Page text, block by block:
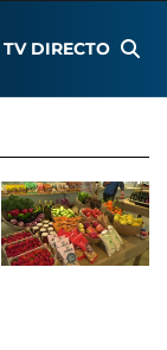
TV DIRECTO